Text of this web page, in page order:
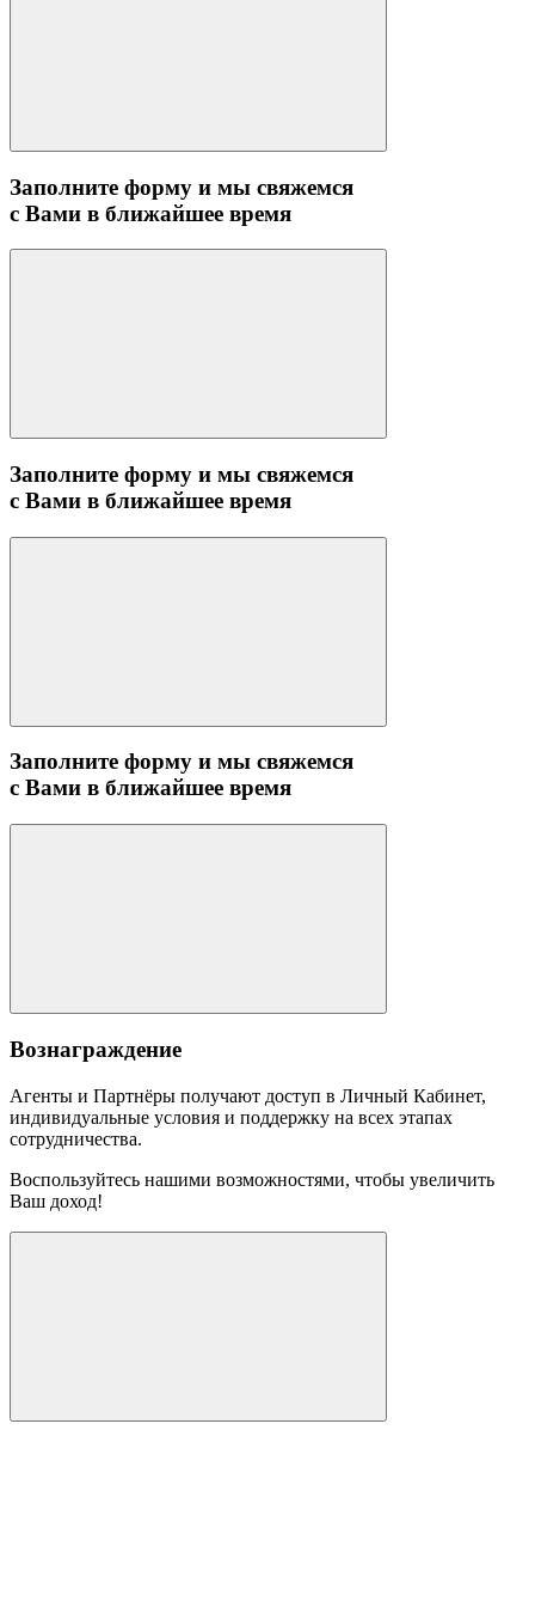
Заполните форму и мы свяжемся
с Вами в ближайшее время
Заполните форму и мы свяжемся
с Вами в ближайшее время
Заполните форму и мы свяжемся
с Вами в ближайшее время
Вознаграждение
Агенты и Партнёры получают доступ в Личный Кабинет,
индивидуальные условия и поддержку на всех этапах
сотрудничества.
Воспользуйтесь нашими возможностями, чтобы увеличить
Ваш доход!